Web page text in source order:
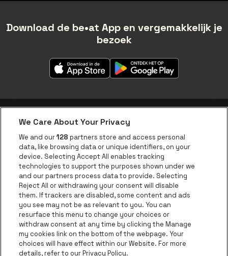
Download de be•at App en vergemakkelijk je
bezoek
be•at app
be•at Corporate
be•at Business
Groepen
Helpcenter
Contact
Instagram
Facebook
Threads
TiktokYoutube
Be•at Tickets is een deel van be•at
We Care About Your Privacy
We and our128 partners store and access personal
data, like browsing data or unique identifiers, on your
device. Selecting Accept All enables tracking
technologies to support the purposes shown under we
and our partners process data to provide. Selecting
Reject All or withdrawing your consent will disable
them. If trackers are disabled, some content and ads
you see may not be as relevant to you. You can
resurface this menu to change your choices or
withdraw consent at any time by clicking the Manage
my cookies link on the bottom of the webpage. Your
choices will have effect within our Website. For more
details, refer to our Privacy Policy.